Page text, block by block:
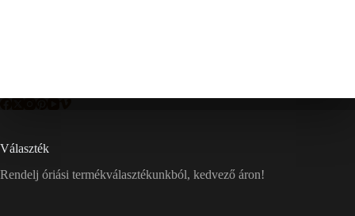
Választék
Rendelj óriási termékválasztékunkból, kedvező áron!